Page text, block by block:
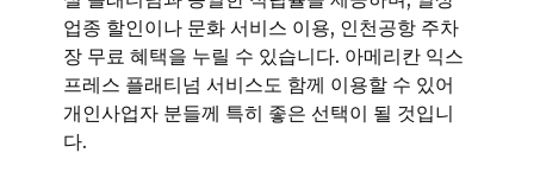
업종 할인이나 문화 서비스 이용, 인천공항 주차
장 무료 혜택을 누릴 수 있습니다. 아메리칸 익스
프레스 플래티넘 서비스도 함께 이용할 수 있어
개인사업자 분들께 특히 좋은 선택이 될 것입니
다.